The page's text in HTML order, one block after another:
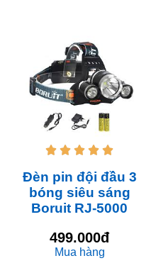
    
Đèn pin đội đầu 3
bóng siêu sáng
Boruit RJ-5000
499.000đ
Mua hàng